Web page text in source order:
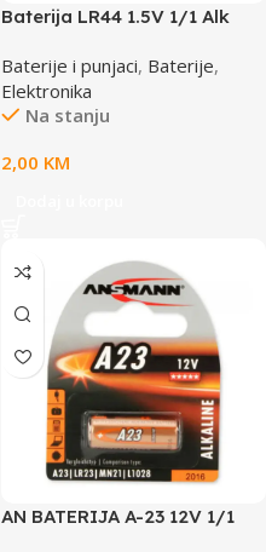
Baterija LR44 1.5V 1/1 Alk
Baterije i punjaci, Baterije,
Elektronika
Na stanju
2,00 KM
AN BATERIJA A-23 12V 1/1